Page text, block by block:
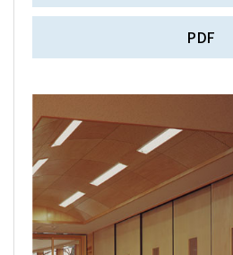
PDF